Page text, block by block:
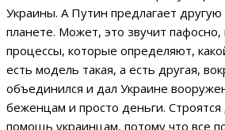
Украины. А Путин предлагает
планете. Может, это звучит пафосно,
процессы, которые определяют,
есть модель такая, а есть другая,
объединился и дал Украине
беженцам и просто деньги.
помощь украинцам, потому что все